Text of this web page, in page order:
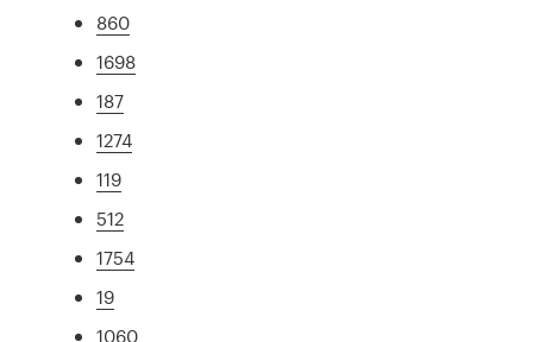
860
1698
187
1274
119
512
1754
19
1060